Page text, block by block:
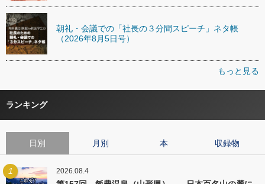
朝礼・会議での「社長の３分間スピーチ」ネタ帳
（2026年8月5日号）
もっと見る
ランキング
日別 月別 本 収録物
1 2026.08.4